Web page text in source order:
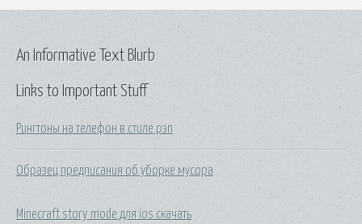
Links to Important Stuff
Рингтоны на телефон в стиле рэп
Образец предписания об уборке мусора
Minecraft story mode для ios скачать
An Informative Text Blurb